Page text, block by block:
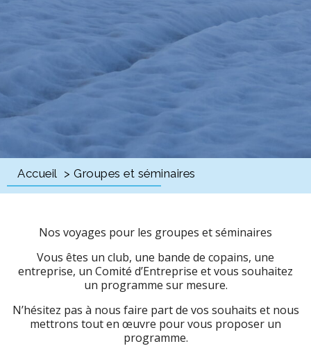
Accueil > Groupes et séminaires
Nos voyages pour les groupes et séminaires
Vous êtes un club, une bande de copains, une
entreprise, un Comité d’Entreprise et vous souhaitez
un programme sur mesure.
N’hésitez pas à nous faire part de vos souhaits et nous
mettrons tout en œuvre pour vous proposer un
programme.